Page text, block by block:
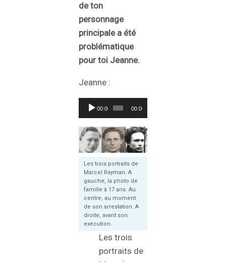
de ton
personnage
principale a été
problématique
pour toi Jeanne.
Jeanne :
Lecteur
audio
00:00 00:00
Les trois portraits de
Marcel Rayman. A
gauche, la photo de
famille à 17 ans. Au
centre, au moment
de son arrestation. A
droite, avant son
exécution.
Les trois
portraits de